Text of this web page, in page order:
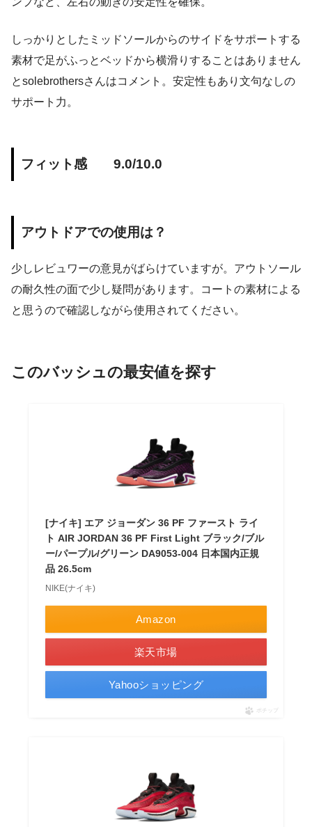
しっかりとしたミッドソールからのサイドをサポートする
素材で足がふっとベッドから横滑りすることはありません
とsolebrothersさんはコメント。安定性もあり文句なしの
サポート力。
フィット感 9.0/10.0
アウトドアでの使用は？
少しレビュワーの意見がばらけていますが。アウトソール
の耐久性の面で少し疑問があります。コートの素材による
と思うので確認しながら使用されてください。
このバッシュの最安値を探す
[ナイキ] エア ジョーダン 36 PF ファースト ライ
ト AIR JORDAN 36 PF First Light ブラック/ブル
ー/パープル/グリーン DA9053-004 日本国内正規
品 26.5cm
NIKE(ナイキ)
Amazon
楽天市場
Yahooショッピング
ポチップ